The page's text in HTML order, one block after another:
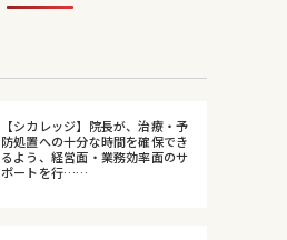
【シカレッジ】院長が、治療・予
防処置への十分な時間を確保でき
るよう、経営面・業務効率面のサ
ポートを行……